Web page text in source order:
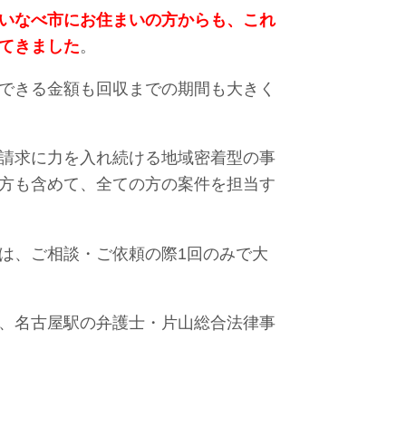
なべ市にお住まいの方からも、これ
きました。
きる金額も回収までの期間も大きく
求に力を入れ続ける地域密着型の事
も含めて、全ての方の案件を担当す
、ご相談・ご依頼の際1回のみで大
名古屋駅の弁護士・片山総合法律事